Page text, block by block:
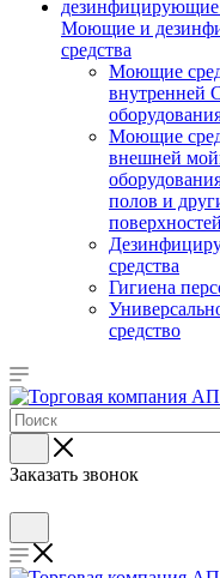
Моющие и
средства
Моющие
внутренней
Моющие
внешней
полов и
поверхностей
средства
Гигиена
средство
Заказать звонок